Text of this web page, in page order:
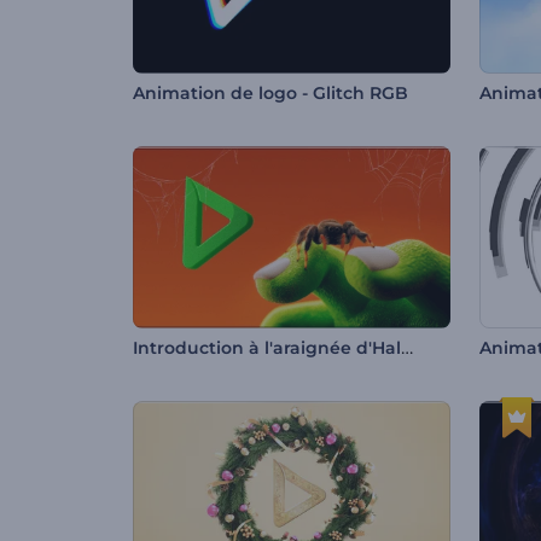
Animation de logo - Glitch RGB
Introduction à l'araignée d'Halloween